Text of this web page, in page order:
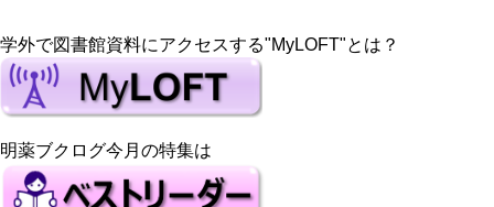
学外で図書館資料にアクセスする"MyLOFT"とは？
明薬ブクログ今月の特集は